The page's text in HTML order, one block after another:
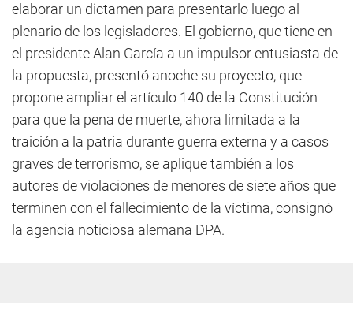
elaborar un dictamen para presentarlo luego al
plenario de los legisladores. El gobierno, que tiene en
el presidente Alan García a un impulsor entusiasta de
la propuesta, presentó anoche su proyecto, que
propone ampliar el artículo 140 de la Constitución
para que la pena de muerte, ahora limitada a la
traición a la patria durante guerra externa y a casos
graves de terrorismo, se aplique también a los
autores de violaciones de menores de siete años que
terminen con el fallecimiento de la víctima, consignó
la agencia noticiosa alemana DPA.